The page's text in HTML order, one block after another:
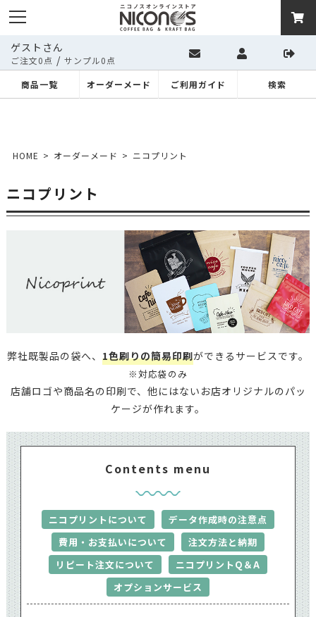
ゲストさん
ご注文0点 / サンプル0点
商品一覧
オーダーメード ご利用ガイド 検索
HOME オーダーメード ニコプリント
ニコプリント
弊社既製品の袋へ、 1色刷りの簡易印刷ができるサービスです。
※対応袋のみ
店舗ロゴや商品名の印刷で、他にはないお店オリジナルのパッ
ケージが作れます。
Contents menu
ニコプリントについて
データ作成時の注意点
費用・お支払いについて
注文方法と納期
リピート注文について
ニコプリントQ＆A
オプションサービス